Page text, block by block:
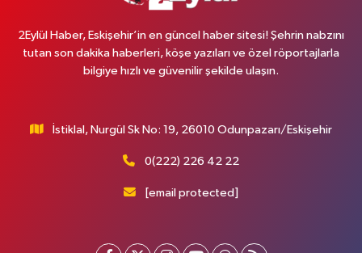
2Eylül Haber, Eskişehir’in en güncel haber sitesi! Şehrin nabzını
tutan son dakika haberleri, köşe yazıları ve özel röportajlarla
bilgiye hızlı ve güvenilir şekilde ulaşın.
İstiklal, Nurgül Sk No: 19, 26010 Odunpazarı/Eskişehir
0(222) 226 42 22
[email protected]